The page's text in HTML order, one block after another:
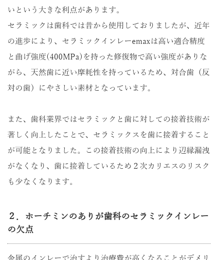
いという大きな利点があります。
セラミックは歯科では昔から使用しておりましたが、近年
の進歩により、セラミックインレーemaxは高い適合精度
と曲げ強度(400MPa)を持った修復物で高い強度がありな
がら、天然歯に近い摩耗性を持っているため、対合歯（反
対の歯）にやさしい素材となっています。
また、歯科業界ではセラミックと歯に対しての接着技術が
著しく向上したことで、セラミックスを歯に接着すること
が可能となりました。この接着技術の向上により辺縁漏洩
がなくなり、歯に接着しているため２次カリエスのリスク
も少なくなります。
２．ホーチミンのありが歯科のセラミックインレー
の欠点